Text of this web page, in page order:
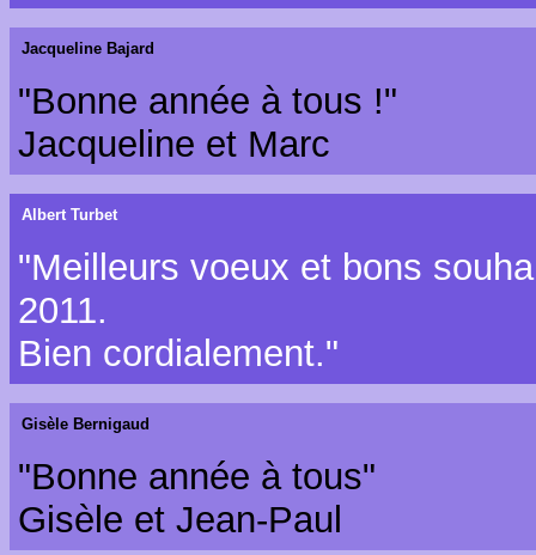
Jacqueline Bajard
"Bonne année à tous !"
Jacqueline et Marc
Albert Turbet
"Meilleurs voeux et bons
2011.
Bien cordialement."
Gisèle Bernigaud
"Bonne année à tous"
Gisèle et Jean-Paul